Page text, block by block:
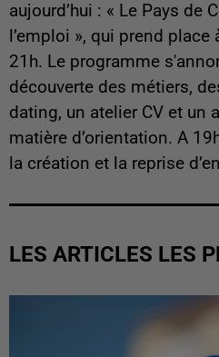
aujourd’hui : « Le Pays de
l’emploi », qui prend place
21h. Le programme
découverte des métiers,
dating, un atelier CV et un
matière d’orientation. A
la création et la reprise
LES ARTICLES LES